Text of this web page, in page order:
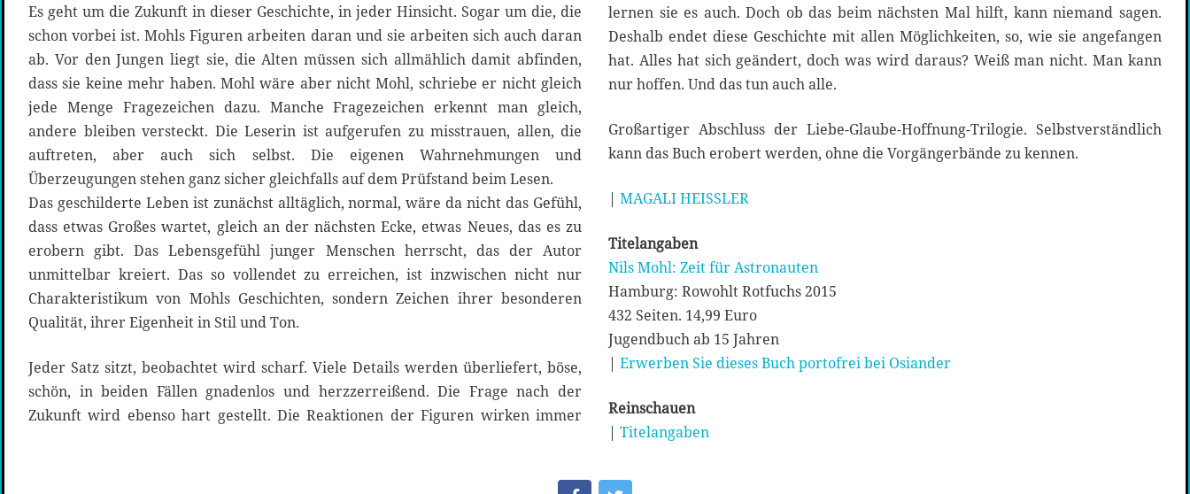
Es geht um die Zukunft in dieser Geschichte, in jeder Hinsicht. Sogar um die, die
schon vorbei ist. Mohls Figuren arbeiten daran und sie arbeiten sich auch daran
ab. Vor den Jungen liegt sie, die Alten müssen sich allmählich damit abfinden,
dass sie keine mehr haben. Mohl wäre aber nicht Mohl, schriebe er nicht gleich
jede Menge Fragezeichen dazu. Manche Fragezeichen erkennt man gleich,
andere bleiben versteckt. Die Leserin ist aufgerufen zu misstrauen, allen, die
auftreten, aber auch sich selbst. Die eigenen Wahrnehmungen und
Überzeugungen stehen ganz sicher gleichfalls auf dem Prüfstand beim Lesen.
Das geschilderte Leben ist zunächst alltäglich, normal, wäre da nicht das Gefühl,
dass etwas Großes wartet, gleich an der nächsten Ecke, etwas Neues, das es zu
erobern gibt. Das Lebensgefühl junger Menschen herrscht, das der Autor
unmittelbar kreiert. Das so vollendet zu erreichen, ist inzwischen nicht nur
Charakteristikum von Mohls Geschichten, sondern Zeichen ihrer besonderen
Qualität, ihrer Eigenheit in Stil und Ton.
Jeder Satz sitzt, beobachtet wird scharf. Viele Details werden überliefert, böse,
schön, in beiden Fällen gnadenlos und herzzerreißend. Die Frage nach der
Zukunft wird ebenso hart gestellt. Die Reaktionen der Figuren wirken immer
lernen sie es auch. Doch ob das beim nächsten Mal hilft, kann niemand sagen.
Deshalb endet diese Geschichte mit allen Möglichkeiten, so, wie sie angefangen
hat. Alles hat sich geändert, doch was wird daraus? Weiß man nicht. Man kann
nur hoffen. Und das tun auch alle.
Großartiger Abschluss der Liebe-Glaube-Hoffnung-Trilogie. Selbstverständlich
kann das Buch erobert werden, ohne die Vorgängerbände zu kennen.
| MAGALI HEISSLER
Titelangaben
Nils Mohl: Zeit für Astronauten
Hamburg: Rowohlt Rotfuchs 2015
432 Seiten. 14,99 Euro
Jugendbuch ab 15 Jahren
| Erwerben Sie dieses Buch portofrei bei Osiander
Reinschauen
| Titelangaben